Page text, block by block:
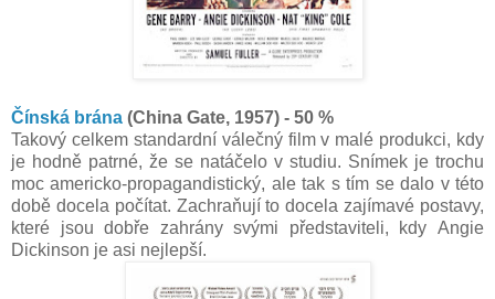
Čínská brána (China Gate, 1957) - 50 %
Takový celkem standardní válečný film v malé produkci, kdy
je hodně patrné, že se natáčelo v studiu. Snímek je trochu
moc americko-propagandistický, ale tak s tím se dalo v této
době docela počítat. Zachraňují to docela zajímavé postavy,
které jsou dobře zahrány svými představiteli, kdy Angie
Dickinson je asi nejlepší.